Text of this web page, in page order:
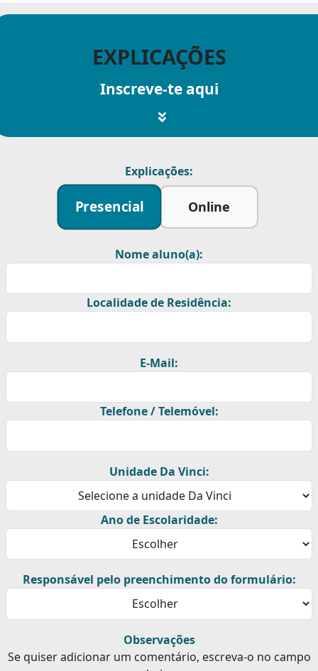
EXPLICAÇÕES
Inscreve-te aqui
Explicações:
Presencial Online
Nome aluno(a):
Localidade de Residência:
E-Mail:
Telefone / Telemóvel:
Unidade Da Vinci:
Ano de Escolaridade:
Responsável pelo preenchimento do formulário:
Observações
Se quiser adicionar um comentário, escreva-o no campo